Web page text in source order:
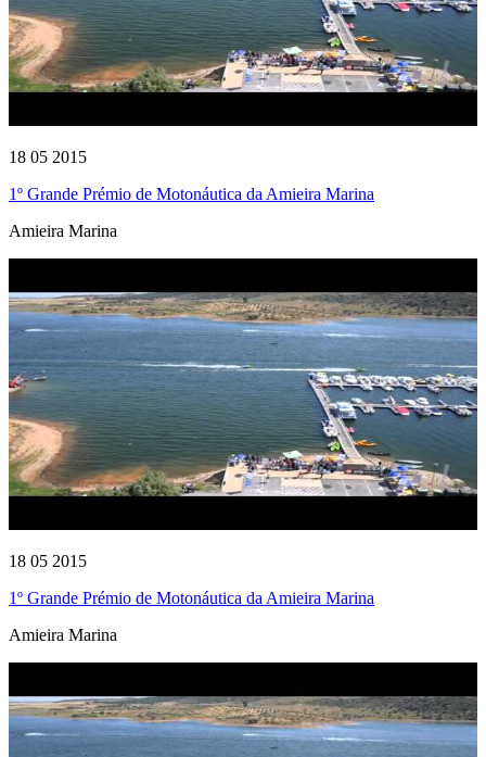
18 05 2015
1º Grande Prémio de Motonáutica da Amieira Marina
Amieira Marina
18 05 2015
1º Grande Prémio de Motonáutica da Amieira Marina
Amieira Marina